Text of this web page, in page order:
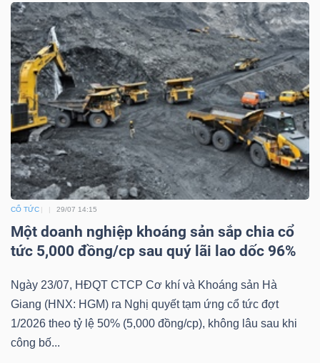
CỔ TỨC 29/07 14:15
Một doanh nghiệp khoáng sản sắp chia cổ
tức 5,000 đồng/cp sau quý lãi lao dốc 96%
Ngày 23/07, HĐQT CTCP Cơ khí và Khoáng sản Hà
Giang (HNX: HGM) ra Nghị quyết tạm ứng cổ tức đợt
1/2026 theo tỷ lệ 50% (5,000 đồng/cp), không lâu sau khi
công bố...